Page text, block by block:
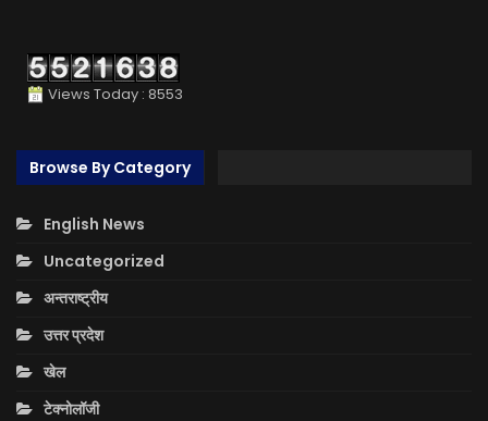
Views Today : 8553
Browse By Category
English News
Uncategorized
अन्तराष्ट्रीय
उत्तर प्रदेश
खेल
टेक्नोलॉजी